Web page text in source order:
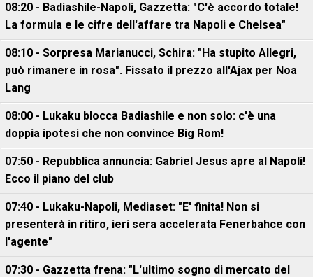
08:20 - Badiashile-Napoli, Gazzetta: "C'è accordo totale!
La formula e le cifre dell'affare tra Napoli e Chelsea"
08:10 - Sorpresa Marianucci, Schira: "Ha stupito Allegri,
può rimanere in rosa". Fissato il prezzo all'Ajax per Noa
Lang
08:00 - Lukaku blocca Badiashile e non solo: c'è una
doppia ipotesi che non convince Big Rom!
07:50 - Repubblica annuncia: Gabriel Jesus apre al Napoli!
Ecco il piano del club
07:40 - Lukaku-Napoli, Mediaset: "E' finita! Non si
presenterà in ritiro, ieri sera accelerata Fenerbahce con
l'agente"
07:30 - Gazzetta frena: "L'ultimo sogno di mercato del